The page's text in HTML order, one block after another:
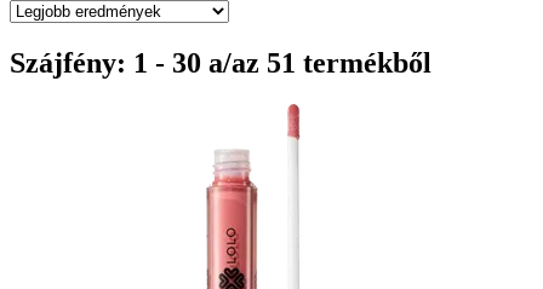
Szájfény: 1 - 30 a/az 51 termékből